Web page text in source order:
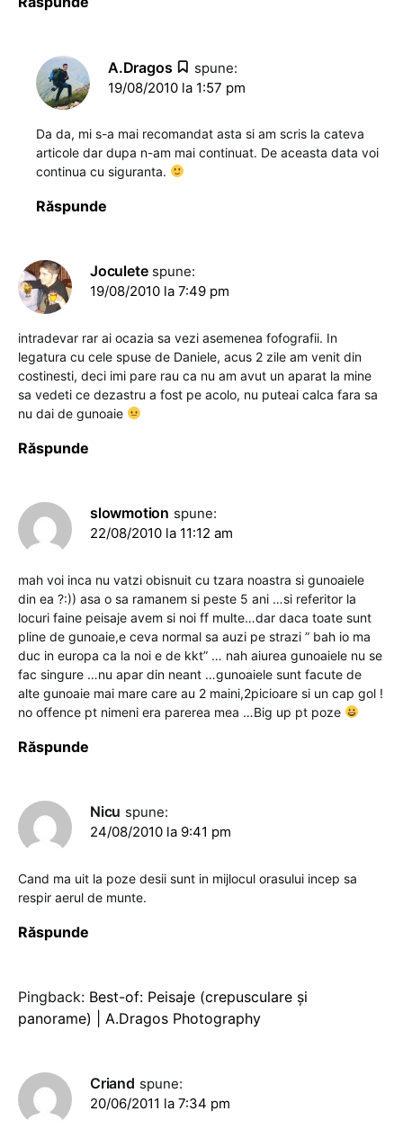
A.Dragos
spune:
19/08/2010 la 1:57 pm
Da da, mi s-a mai recomandat asta si am scris la cateva
articole dar dupa n-am mai continuat. De aceasta data voi
continua cu siguranta.
Răspunde
Joculete spune:
19/08/2010 la 7:49 pm
intradevar rar ai ocazia sa vezi asemenea fofografii. In
legatura cu cele spuse de Daniele, acus 2 zile am venit din
costinesti, deci imi pare rau ca nu am avut un aparat la mine
sa vedeti ce dezastru a fost pe acolo, nu puteai calca fara sa
nu dai de gunoaie
Răspunde
slowmotion spune:
22/08/2010 la 11:12 am
mah voi inca nu vatzi obisnuit cu tzara noastra si gunoaiele
din ea ?:)) asa o sa ramanem si peste 5 ani …si referitor la
locuri faine peisaje avem si noi ff multe…dar daca toate sunt
pline de gunoaie,e ceva normal sa auzi pe strazi ” bah io ma
duc in europa ca la noi e de kkt” … nah aiurea gunoaiele nu se
fac singure …nu apar din neant …gunoaiele sunt facute de
alte gunoaie mai mare care au 2 maini,2picioare si un cap gol !
no offence pt nimeni era parerea mea …Big up pt poze
Răspunde
Nicu spune:
24/08/2010 la 9:41 pm
Cand ma uit la poze desii sunt in mijlocul orasului incep sa
respir aerul de munte.
Răspunde
Pingback: Best-of: Peisaje (crepusculare şi
panorame) | A.Dragos Photography
Criand spune:
20/06/2011 la 7:34 pm